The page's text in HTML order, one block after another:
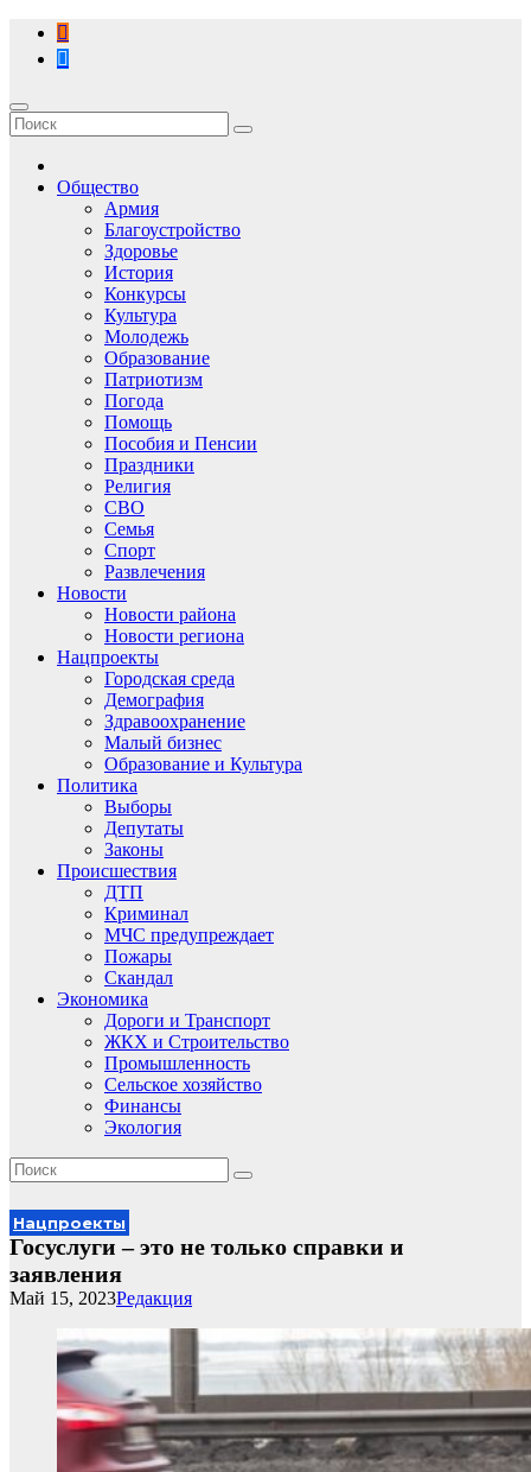
Перейти
содержимому
Общество
Армия
Благоустройство
Здоровье
История
Конкурсы
Культура
Молодежь
Образование
Патриотизм
Погода
Помощь
Пособия и Пенсии
Праздники
Религия
СВО
Семья
Спорт
Развлечения
Новости
Новости района
Новости региона
Нацпроекты
Городская среда
Демография
Здравоохранение
Малый бизнес
Образование и Культура
Политика
Выборы
Депутаты
Законы
Происшествия
ДТП
Криминал
МЧС предупреждает
Пожары
Скандал
Экономика
Дороги и Транспорт
ЖКХ и Строительство
Промышленность
Сельское хозяйство
Финансы
Экология
Нацпроекты
Госуслуги – это не только справки и
заявления
Редакция
Май 15, 2023